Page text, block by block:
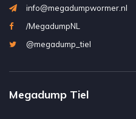
info@megadumpwormer.nl
/MegadumpNL
@megadump_tiel
Megadump Tiel